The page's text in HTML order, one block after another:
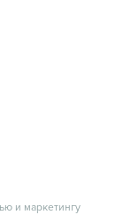
и маркетингу